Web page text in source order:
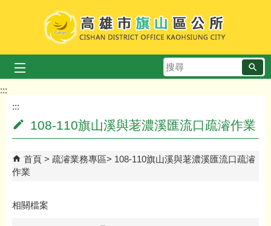
跳到主要內容區塊
搜
尋
:::
:::
108-110旗山溪與荖濃溪匯流口疏濬作業
首頁 疏濬業務專區
108-110旗山溪與荖濃溪匯流口疏濬
作業
相關檔案